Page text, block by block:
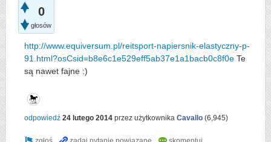
0
głosów
http://www.equiversum.pl/reitsport-napiersnik-elastyczny-p-
91.html?osCsid=b8e6c1e529eff5ab37e1a1bacb0c8f0e Te
są nawet fajne :)
odpowiedź 24 lutego 2014 przez użytkownika Cavallo (6,945)